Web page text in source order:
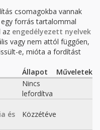
csomagokba vannak
forrás tartalommal
az engedélyezett nyelvek
vagy nem attól függően,
e, mióta a fordítást
Állapot
Műveletek
Nincs
lefordítva
és
Közzétéve